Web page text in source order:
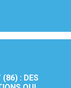
(86) : DES